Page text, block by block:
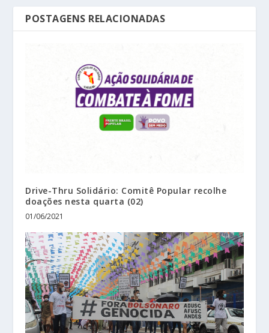
POSTAGENS RELACIONADAS
Drive-Thru Solidário: Comitê Popular recolhe
doações nesta quarta (02)
01/06/2021